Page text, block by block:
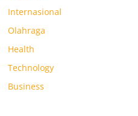
Internasional
Olahraga
Health
Technology
Business